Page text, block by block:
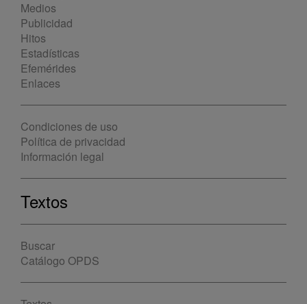
Medios
Publicidad
Hitos
Estadísticas
Efemérides
Enlaces
Condiciones de uso
Política de privacidad
Información legal
Textos
Buscar
Catálogo OPDS